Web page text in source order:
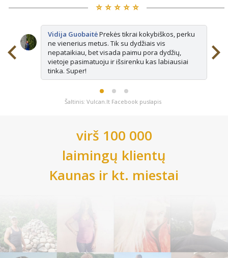
⭐️ ⭐️ ⭐️ ⭐️ ⭐️
Vidija GuobaitėPrekės tikrai kokybiškos, perku
ne vienerius metus. Tik su dydžiais vis
nepataikiau, bet visada paimu pora dydžių,
vietoje pasimatuoju ir išsirenku kas labiausiai
tinka. Super!
Šaltinis: Vulcan.lt Facebook puslapis
virš 100 000
laimingų klientų
Kaunas ir kt. miestai